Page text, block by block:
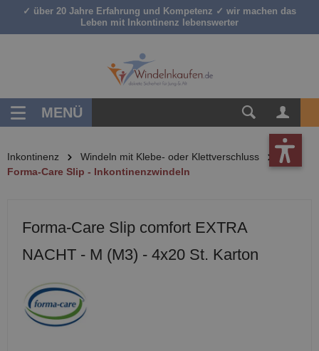
springen
✓ über 20 Jahre Erfahrung und Kompetenz ✓ wir machen das
Leben mit Inkontinenz lebenswerter
MENÜ
Inkontinenz
Windeln mit Klebe- oder Klettverschluss
Forma-Care Slip - Inkontinenzwindeln
Forma-Care Slip comfort EXTRA
NACHT - M (M3) - 4x20 St. Karton